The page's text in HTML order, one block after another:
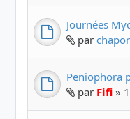
Journées
par
Peniophora
par Fifi »